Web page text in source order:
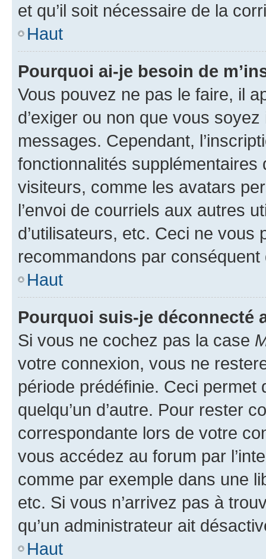
et qu’il soit nécessaire de la
Haut
Pourquoi ai-je besoin de
Vous pouvez ne pas le faire, il
d’exiger ou non que vous
messages. Cependant,
fonctionnalités
visiteurs, comme les avatars
l’envoi de courriels aux autres
d’utilisateurs, etc. Ceci ne vous
recommandons par conséquent
Haut
Pourquoi suis-je déconnecté
Si vous ne cochez pas la case
votre connexion, vous ne
période prédéfinie. Ceci permet
quelqu’un d’autre. Pour rester
correspondante lors de votre
vous accédez au forum par
comme par exemple dans une
etc. Si vous n’arrivez pas à
qu’un administrateur ait
Haut